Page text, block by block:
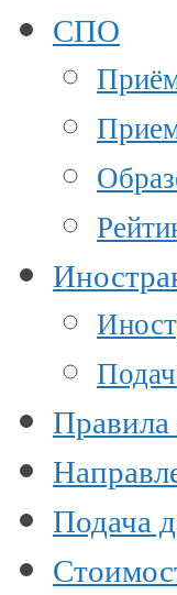
СПО
Правила
Подача